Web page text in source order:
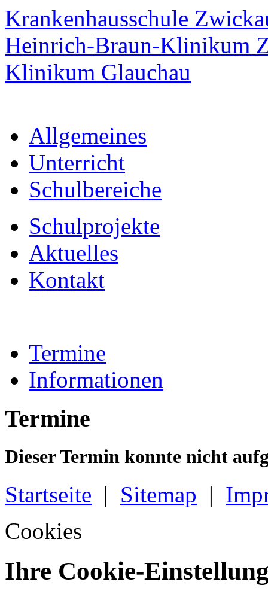
Krankenhausschule
Heinrich-Braun-Klinikum
Klinikum Glauchau
Allgemeines
Unterricht
Schulbereiche
Schulprojekte
Aktuelles
Kontakt
Termine
Informationen
Termine
Dieser Termin konnte nicht
Startseite | Sitemap |
Cookies
Ihre Cookie-